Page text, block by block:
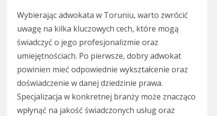
Wybierając adwokata w Toruniu, warto zwrócić
uwagę na kilka kluczowych cech, które mogą
świadczyć o jego profesjonalizmie oraz
umiejętnościach. Po pierwsze, dobry adwokat
powinien mieć odpowiednie wykształcenie oraz
doświadczenie w danej dziedzinie prawa.
Specjalizacja w konkretnej branży może znacząco
wpłynąć na jakość świadczonych usług oraz